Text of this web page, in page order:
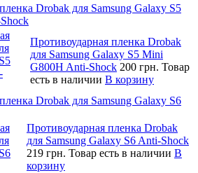
Drobak для Samsung Galaxy S5
Противоударная пленка Drobak
для Samsung Galaxy S5 Mini
G800H Anti-Shock 200 грн. Товар
есть в наличии В корзину
Drobak для Samsung Galaxy S6
Противоударная пленка Drobak
для Samsung Galaxy S6 Anti-Shock
219 грн. Товар есть в наличии В
корзину